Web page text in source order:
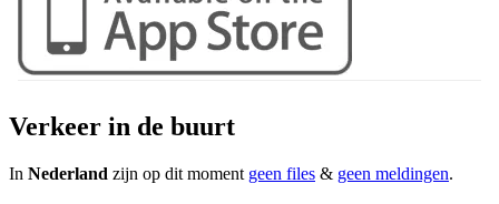
Verkeer in de buurt
In Nederland zijn op dit moment geen files & geen meldingen.